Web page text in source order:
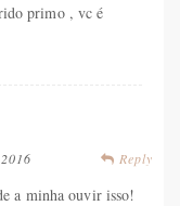
primo , vc é
Reply
a minha ouvir isso!